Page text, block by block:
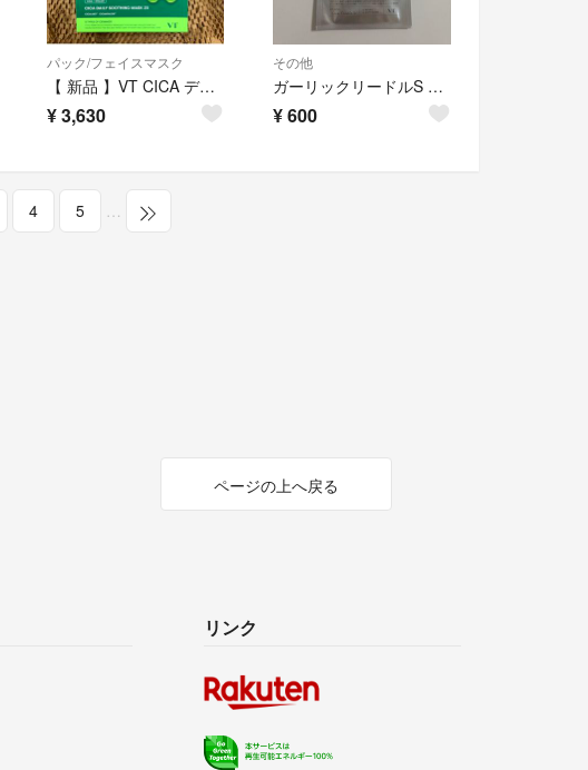
パック/フェイスマスク
【 新品 】VT CICA デイリー スージングマスク 2X 25枚入 2個
¥3,630
その他
ガーリックリードルS スポットパッチ(48粒)
¥600
4 5 …
ページの上へ戻る
リンク